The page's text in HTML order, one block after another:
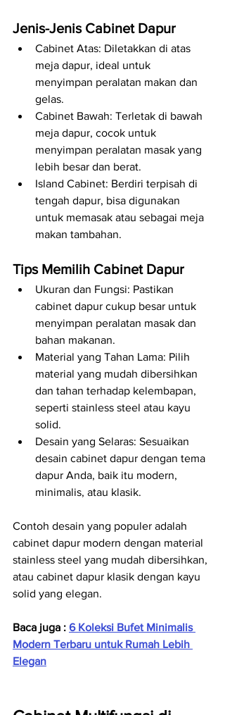
Jenis-Jenis Cabinet Dapur
Cabinet Atas: Diletakkan di atas
meja dapur, ideal untuk
menyimpan peralatan makan dan
gelas.
Cabinet Bawah: Terletak di bawah
meja dapur, cocok untuk
menyimpan peralatan masak yang
lebih besar dan berat.
Island Cabinet: Berdiri terpisah di
tengah dapur, bisa digunakan
untuk memasak atau sebagai meja
makan tambahan.
Tips Memilih Cabinet Dapur
Ukuran dan Fungsi: Pastikan
cabinet dapur cukup besar untuk
menyimpan peralatan masak dan
bahan makanan.
Material yang Tahan Lama: Pilih
material yang mudah dibersihkan
dan tahan terhadap kelembapan,
seperti stainless steel atau kayu
solid.
Desain yang Selaras: Sesuaikan
desain cabinet dapur dengan tema
dapur Anda, baik itu modern,
minimalis, atau klasik.
Contoh desain yang populer adalah
cabinet dapur modern dengan material
stainless steel yang mudah dibersihkan,
atau cabinet dapur klasik dengan kayu
solid yang elegan.
Baca juga : 6 Koleksi Bufet Minimalis
Modern Terbaru untuk Rumah Lebih
Elegan